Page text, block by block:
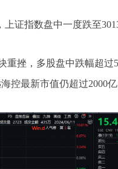
证指数盘中一度跌至
重挫，多股盘中跌幅超过
控最新市值仍超过2000亿